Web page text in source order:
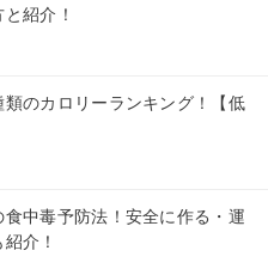
紹介！
類のカロリーランキング！【低
食中毒予防法！安全に作る・運
介！